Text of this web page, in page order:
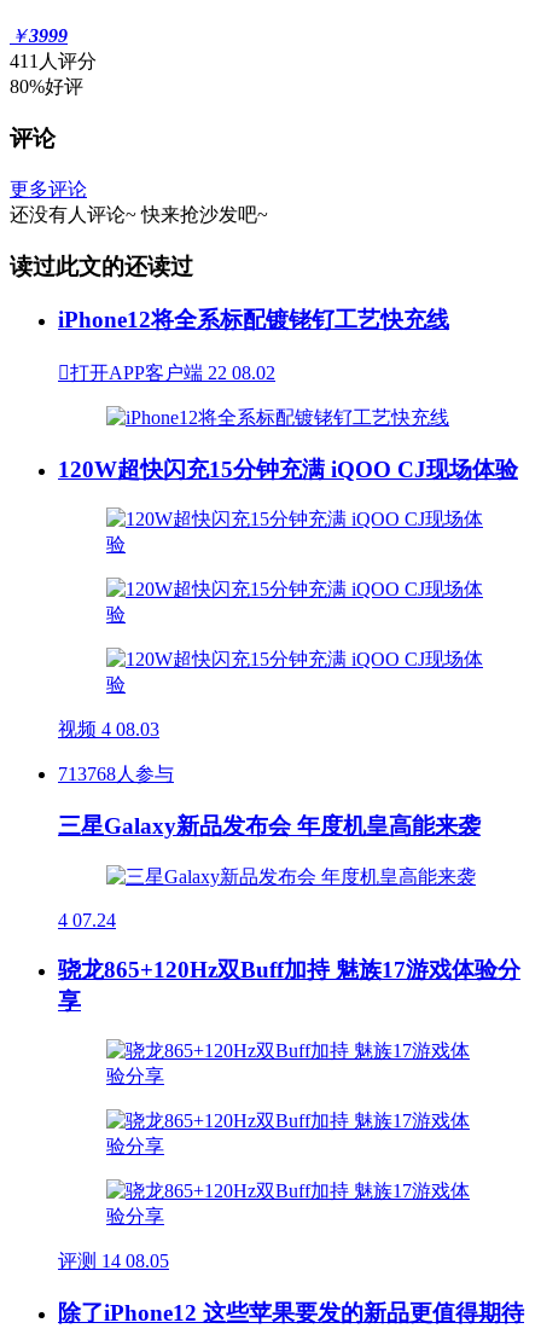
￥3999
411人评分
80%好评
评论
更多评论
还没有人评论~ 快来抢沙发吧~
读过此文的还读过
iPhone12将全系标配镀铑钌工艺快充线
打开APP客户端 22 08.02
120W超快闪充15分钟充满 iQOO CJ现场体验
视频 4 08.03
713768人参与
三星Galaxy新品发布会 年度机皇高能来袭
4 07.24
骁龙865+120Hz双Buff加持 魅族17游戏体验分
享
评测 14 08.05
除了iPhone12 这些苹果要发的新品更值得期待